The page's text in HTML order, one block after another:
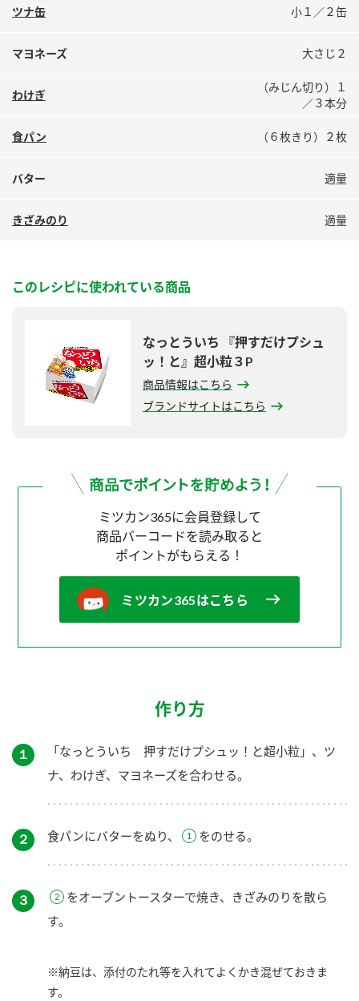
人気商品 ＋ おすすめレシピ
検索
業務用サイト 製造所固有記号一覧
ツナ缶 小１／２缶
マヨネーズ 大さじ２
わけぎ
（みじん切り）１
／３本分
食パン （６枚きり）２枚
バター 適量
きざみのり 適量
このレシピに使われている商品
なっとういち 『押すだけプシュ
ッ！と』超小粒３P
商品情報はこちら
ブランドサイトはこちら
ミツカン365に会員登録して
商品バーコードを読み取ると
ポイントがもらえる！
ミツカン365はこちら
作り方
１
「なっとういち 押すだけプシュッ！と超小粒」、ツ
ナ、わけぎ、マヨネーズを合わせる。
２ 食パンにバターをぬり、 をのせる。
３
をオーブントースターで焼き、きざみのりを散ら
す。
※納豆は、添付のたれ等を入れてよくかき混ぜておきま
す。